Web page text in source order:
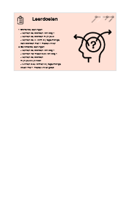
Leerdoelen
Startende leerlingen
- kennen de woorden van dag 1
- kennen de woorden mijn/jouw
- kennen de ik vorm bij regelmatige
werkwoorden met 1 medeklinker
Gevorderde leerlingen
- kennen de woorden van dag 1
- kennen het meervoud van dag 1
- kennen de woorden
mijn/jouw/zijn/haar
- kunnen alle vormen bij regelmatige
ww-en met 1 medeklinker goed
schrijven